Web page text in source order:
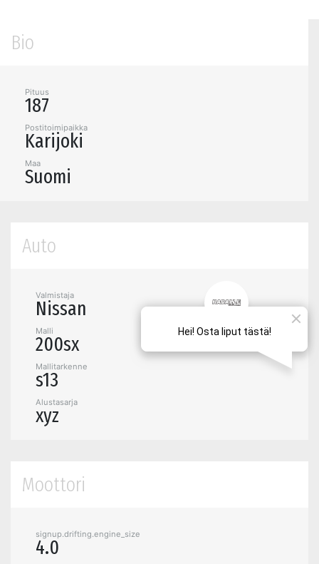
Bio
Pituus
187
Postitoimipaikka
Karijoki
Maa
Suomi
Auto
Valmistaja
Nissan
Malli
200sx
Mallitarkenne
s13
Alustasarja
xyz
Moottori
signup.drifting.engine_size
4.0